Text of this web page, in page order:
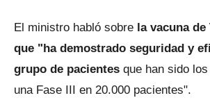
El ministro habló sobre la vacuna de
que "ha demostrado seguridad y
grupo de pacientes que han sido
una Fase III en 20.000 pacientes".